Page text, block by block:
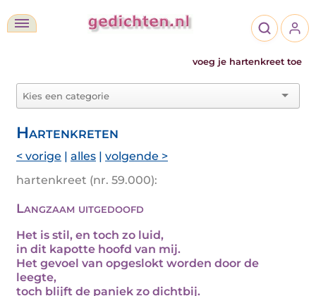
voeg je hartenkreet toe
Hartenkreten
< vorige | alles | volgende >
hartenkreet (nr. 59.000):
Langzaam uitgedoofd
Het is stil, en toch zo luid,
in dit kapotte hoofd van mij.
Het gevoel van opgeslokt worden door de
leegte,
toch blijft de paniek zo dichtbij.